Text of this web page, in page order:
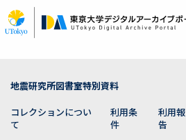
イ
ン
地震研究所図書室特別資料
コレクションについ
て
利用条
件
利用報
告